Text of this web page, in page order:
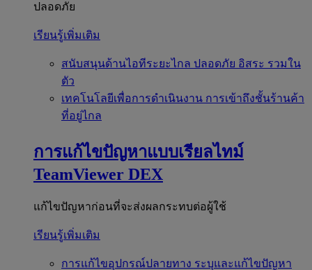
ปลอดภัย
เรียนรู้เพิ่มเติม
สนับสนุนด้านไอทีระยะไกล ปลอดภัย อิสระ รวมใน
ตัว
เทคโนโลยีเพื่อการดำเนินงาน การเข้าถึงชั้นร้านค้า
ที่อยู่ไกล
การแก้ไขปัญหาแบบเรียลไทม์
TeamViewer DEX
แก้ไขปัญหาก่อนที่จะส่งผลกระทบต่อผู้ใช้
เรียนรู้เพิ่มเติม
การแก้ไขอุปกรณ์ปลายทาง ระบุและแก้ไขปัญหา